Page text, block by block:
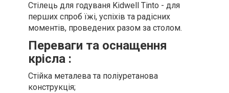
Стілець для годуваня Kidwell Tinto - для
перших спроб їжі, успіхів та радісних
моментів, проведених разом за столом.
Переваги та оснащення
крісла :
Стійка металева та поліуретанова
конструкція;